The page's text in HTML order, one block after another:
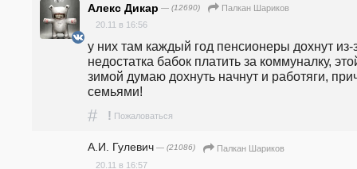
Алекс Дикар — (12690)
Палкан Шариков
20.11 в 16:56
у них там каждый год пенсионеры дохнут из-
недостатка бабок платить за коммуналку,
зимой думаю дохнуть начнут и работяги,
семьями!
# ! Пожаловаться
А.И. Гулевич — (21086)
Палкан Шариков
20.11 в 16:57